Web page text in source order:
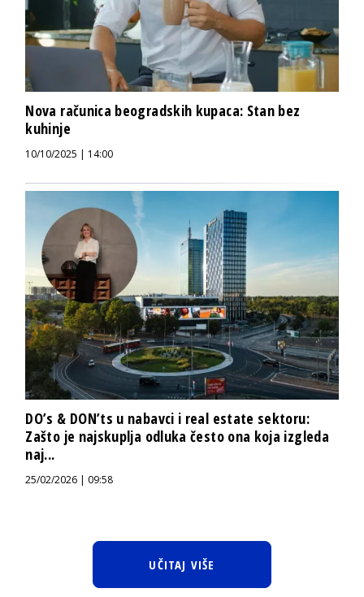
Nova računica beogradskih kupaca: Stan bez
kuhinje
10/10/2025 | 14:00
DO’s & DON’ts u nabavci i real estate sektoru:
Zašto je najskuplja odluka često ona koja izgleda
naj...
25/02/2026 | 09:58
UČITAJ VIŠE